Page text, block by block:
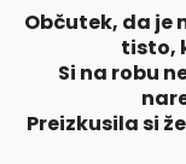
Občutek, da je
tisto,
Si na robu
Preizkusila si